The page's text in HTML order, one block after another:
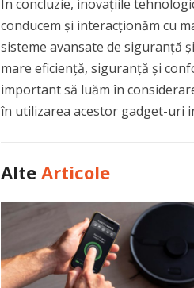
În concluzie, inovațiile
conducem și interacționăm cu
sisteme avansate de siguranță
mare eficiență, siguranță și
important să luăm în
în utilizarea acestor gadget-uri
Alte Articole